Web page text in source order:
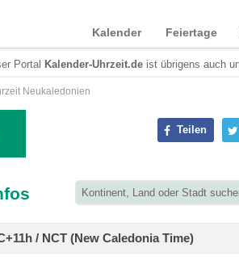
Kalender Feiertage
Portal Kalender-Uhrzeit.de ist übrigens auch
Neukaledonien
Teilen
/ NCT (New Caledonia Time)